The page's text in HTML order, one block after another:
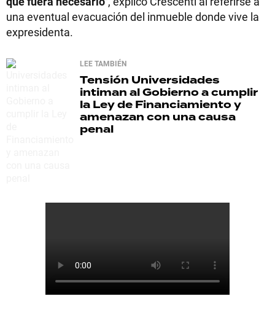
una eventual evacuación del inmueble donde vive la
expresidenta.
LEE TAMBIÉN
Tensión Universidades
intiman al Gobierno a cumplir
la Ley de Financiamiento y
amenazan con una causa
penal